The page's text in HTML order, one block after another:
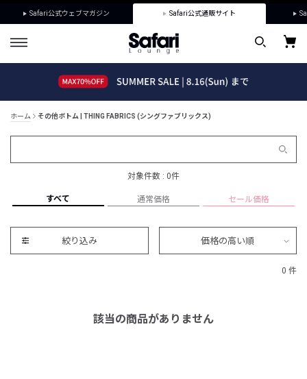
Safari公式ウェブマガジン Safari公式通販サイト
ホーム その他ボトム | THING FABRICS (シングファブリックス)
対象件数 : 0件
すべて 通常価格 セール価格
絞り込み 価格の高い順
0 件
該当の商品がありません